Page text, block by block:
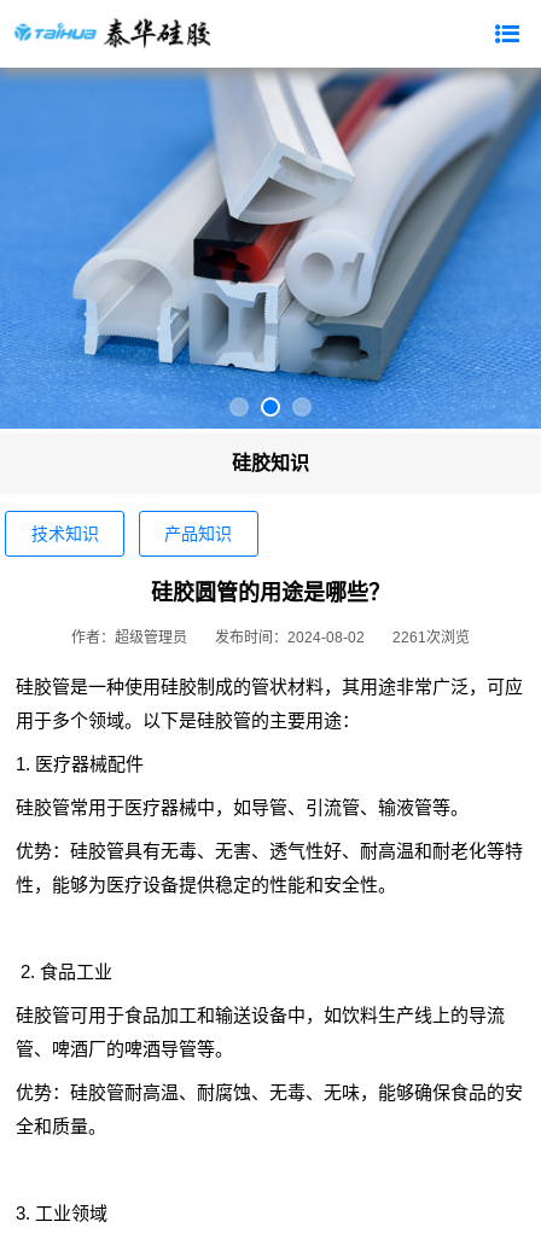
硅胶知识
技术知识 产品知识
硅胶圆管的用途是哪些？
作者：超级管理员 发布时间：2024-08-02 2261次浏览
硅胶管是一种使用硅胶制成的管状材料，其用途非常广泛，可应
用于多个领域。以下是硅胶管的主要用途：
1. 医疗器械配件
硅胶管常用于医疗器械中，如导管、引流管、输液管等。
优势：硅胶管具有无毒、无害、透气性好、耐高温和耐老化等特
性，能够为医疗设备提供稳定的性能和安全性。
2. 食品工业
硅胶管可用于食品加工和输送设备中，如饮料生产线上的导流
管、啤酒厂的啤酒导管等。
优势：硅胶管耐高温、耐腐蚀、无毒、无味，能够确保食品的安
全和质量。
3. 工业领域